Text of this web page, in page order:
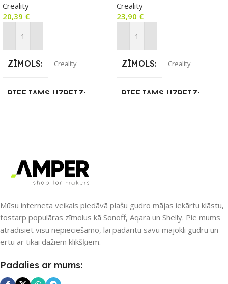
Creality
20,39 €
Pievienot Grozam
ZĪMOLS Creality
PIEEJAMS UZREIZ
SKAITS
Creality
23,90 €
Pievienot Grozam
ZĪMOLS Creality
PIEEJAMS UZREIZ
Mūsu interneta veikals piedāvā plašu gudro mājas iekārtu klāstu,
tostarp populāras zīmolus kā Sonoff, Aqara un Shelly. Pie mums
atradīsiet visu nepieciešamo, lai padarītu savu mājokli gudru un
ērtu ar tikai dažiem klikšķiem.
Padalies ar mums: